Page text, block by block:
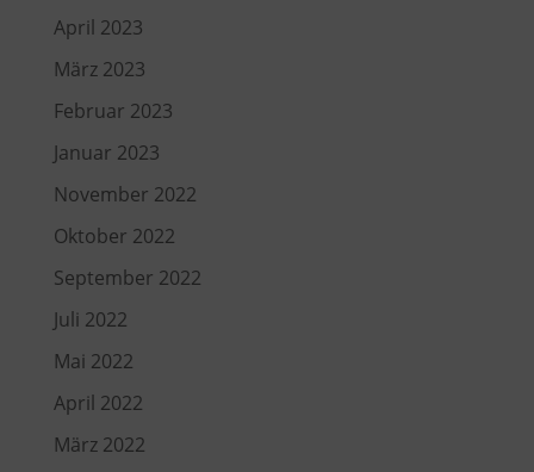
April 2023
März 2023
Februar 2023
Januar 2023
November 2022
Oktober 2022
September 2022
Juli 2022
Mai 2022
April 2022
März 2022